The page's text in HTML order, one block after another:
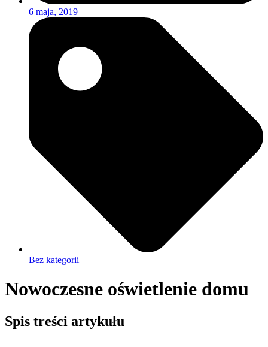
6 maja, 2019
Bez kategorii
Nowoczesne oświetlenie domu
Spis treści artykułu